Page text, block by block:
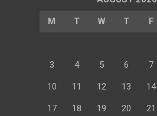
M T W T F
3 4 5 6 7
10 11 12 13 14
17 18 19 20 21